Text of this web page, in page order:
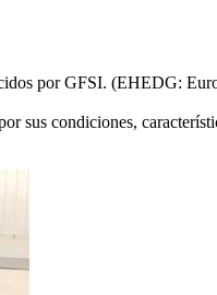
por GFSI. (EHEDG:
sus condiciones,